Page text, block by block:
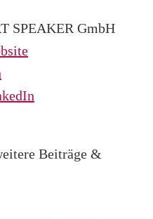
SPEAKER GmbH
Beiträge &